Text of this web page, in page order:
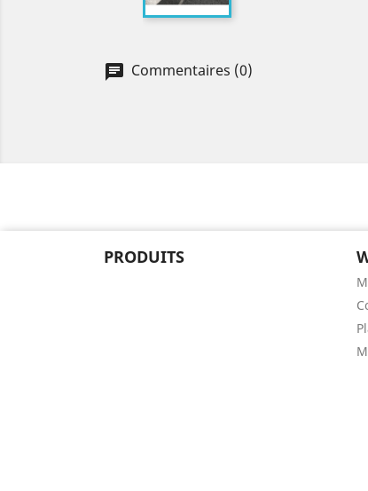
chat Commentaires (0)
PRODUITS